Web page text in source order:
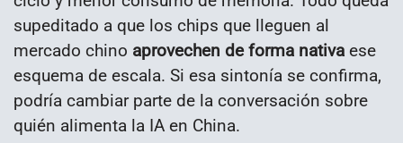
supeditado a que los chips que lleguen al
mercado chino aprovechen de forma nativa ese
esquema de escala. Si esa sintonía se confirma,
podría cambiar parte de la conversación sobre
quién alimenta la IA en China.